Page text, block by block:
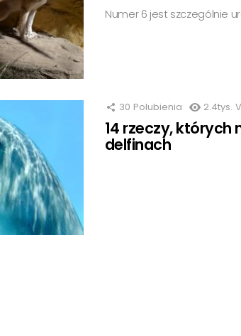
Numer 6 jest szczególnie
30 Polubienia 2.4tys.
14 rzeczy, których
delfinach